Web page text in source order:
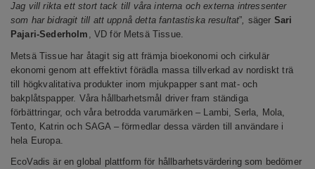
Jag vill rikta ett stort tack till våra interna och externa intressenter
som har bidragit till att uppnå detta fantastiska resultat”, säger Sari
Pajari-Sederholm , VD för Metsä Tissue.
Metsä Tissue har åtagit sig att främja bioekonomi och cirkulär
ekonomi genom att effektivt förädla massa tillverkad av nordiskt trä
till högkvalitativa produkter inom mjukpapper sant mat- och
bakplåtspapper. Våra hållbarhetsmål driver fram ständiga
förbättringar, och våra betrodda varumärken – Lambi, Serla, Mola,
Tento, Katrin och SAGA – förmedlar dessa värden till användare i
hela Europa.
EcoVadis är en global plattform för hållbarhetsvärdering som bedömer